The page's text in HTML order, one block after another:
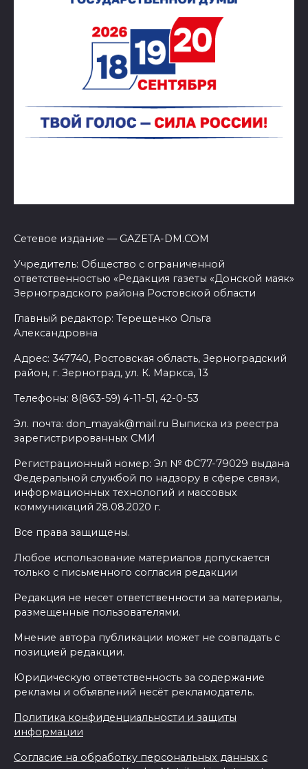
Сетевое издание — GAZETA-DM.COM
Учредитель: Общество с ограниченной
ответственностью «Редакция газеты «Донской маяк»
Зерноградского района Ростовской области
Главный редактор: Терещенко Ольга
Александровна
Адрес: 347740, Ростовская область, Зерноградский
район, г. Зерноград, ул. К. Маркса, 13
Телефоны: 8(863-59) 4-11-51, 42-0-53
Эл. почта: don_mayak@mail.ru Выписка из реестра
зарегистрированных СМИ
Регистрационный номер: Эл № ФС77-79029 выдана
Федеральной службой по надзору в сфере связи,
информационных технологий и массовых
коммуникаций 28.08.2020 г.
Все права защищены.
Любое использование материалов допускается
только с письменного согласия редакции
Редакция не несет ответственности за материалы,
размещенные пользователями.
Мнение автора публикации может не совпадать с
позицией редакции.
Юридическую ответственность за содержание
рекламы и объявлений несёт рекламодатель.
Политика конфиденциальности и защиты
информации
Согласие на обработку персональных данных с